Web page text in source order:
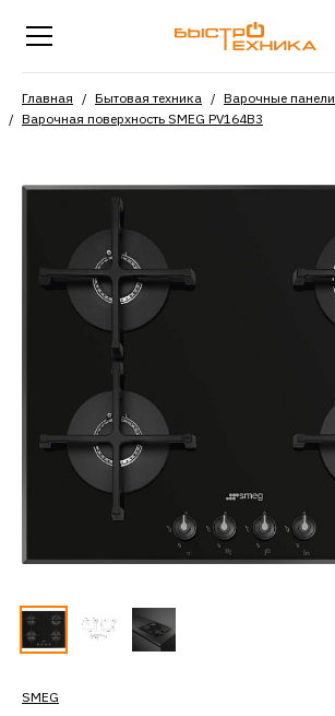
Главная Бытовая техника
Варочные панели
Варочная поверхность SMEG PV164B3
SMEG